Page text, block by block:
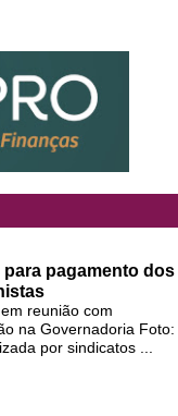
pagamento dos
reunião com
na Governadoria Foto:
por sindicatos ...